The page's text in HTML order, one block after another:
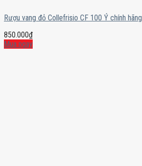
Rượu vang đỏ Collefrisio CF 100 Ý chính hãng
850.000₫
Mua ngay